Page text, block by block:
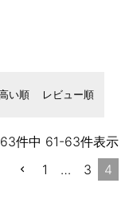
い順 レビュー順
63件中 61-63件表示
1
… 3 4